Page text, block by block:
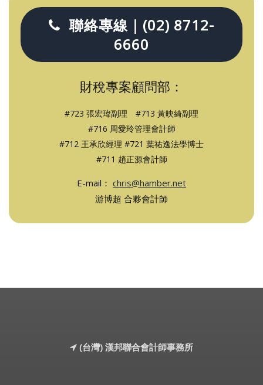
聯絡專線｜(02) 8712-
6660
財稅專案顧問部：
#723 張宏瑋副理 #713 黃映綺副理
#716 周愛玲管理會計師
#712 王承欣經理 #721 葉祐逸法學博士
#711 趙正源會計師
E-mail： chris@hamber.net
游博超 合夥會計師
(台灣) 漢邦聯合會計師事務所